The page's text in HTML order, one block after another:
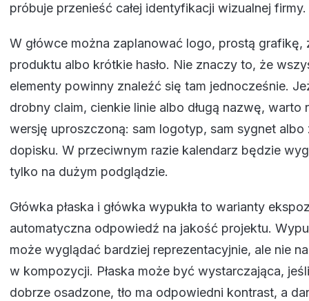
próbuje przenieść całej identyfikacji wizualnej firmy.
W główce można zaplanować logo, prostą grafikę,
produktu albo krótkie hasło. Nie znaczy to, że
elementy powinny znaleźć się tam jednocześnie.
drobny claim, cienkie linie albo długą nazwę, warto
wersję uproszczoną: sam logotyp, sam sygnet albo
dopisku. W przeciwnym razie kalendarz będzie
tylko na dużym podglądzie.
Główka płaska i główka wypukła to warianty
automatyczna odpowiedź na jakość projektu.
może wyglądać bardziej reprezentacyjnie, ale nie
w kompozycji. Płaska może być wystarczająca,
dobrze osadzone, tło ma odpowiedni kontrast, a